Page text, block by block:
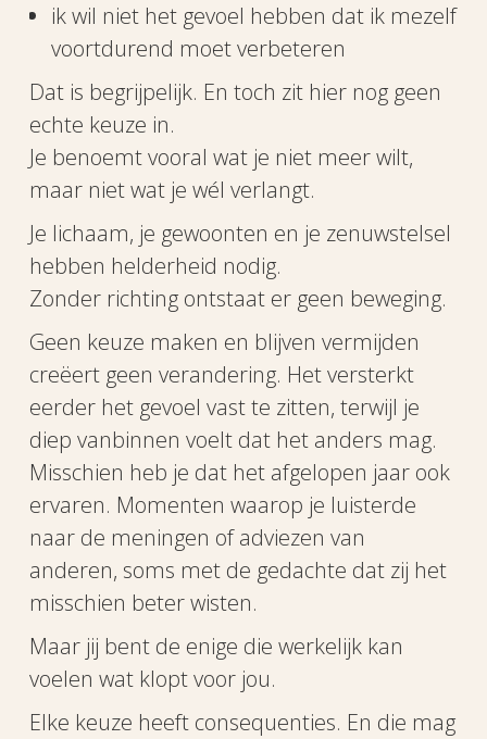
ik wil niet het gevoel hebben dat ik mezelf
voortdurend moet verbeteren
Dat is begrijpelijk. En toch zit hier nog geen
echte keuze in.
Je benoemt vooral wat je niet meer wilt,
maar niet wat je wél verlangt.
Je lichaam, je gewoonten en je zenuwstelsel
hebben helderheid nodig.
Zonder richting ontstaat er geen beweging.
Geen keuze maken en blijven vermijden
creëert geen verandering. Het versterkt
eerder het gevoel vast te zitten, terwijl je
diep vanbinnen voelt dat het anders mag.
Misschien heb je dat het afgelopen jaar ook
ervaren. Momenten waarop je luisterde
naar de meningen of adviezen van
anderen, soms met de gedachte dat zij het
misschien beter wisten.
Maar jij bent de enige die werkelijk kan
voelen wat klopt voor jou.
Elke keuze heeft consequenties. En die mag